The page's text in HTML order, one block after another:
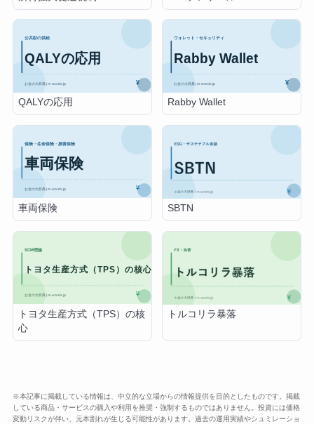
QALYの応用 Rabby Wallet
車両保険 SBTN
トヨタ生産方式（TPS）の核
心
トルコリラ暴落
※本記事に掲載している情報は、中立的な立場からの情報提供を目的としたものです。掲載
している商品・サービスの購入や利用を推奨・強制するものではありません。投資には価格
変動リスクが伴い、元本割れが生じる可能性があります。過去の運用実績やシュミレーショ